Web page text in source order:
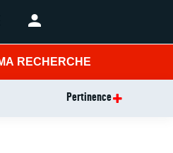
RECHERCHE
Pertinence